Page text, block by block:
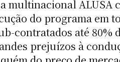
multinacional
do programa em
contratados até
prejuízos à